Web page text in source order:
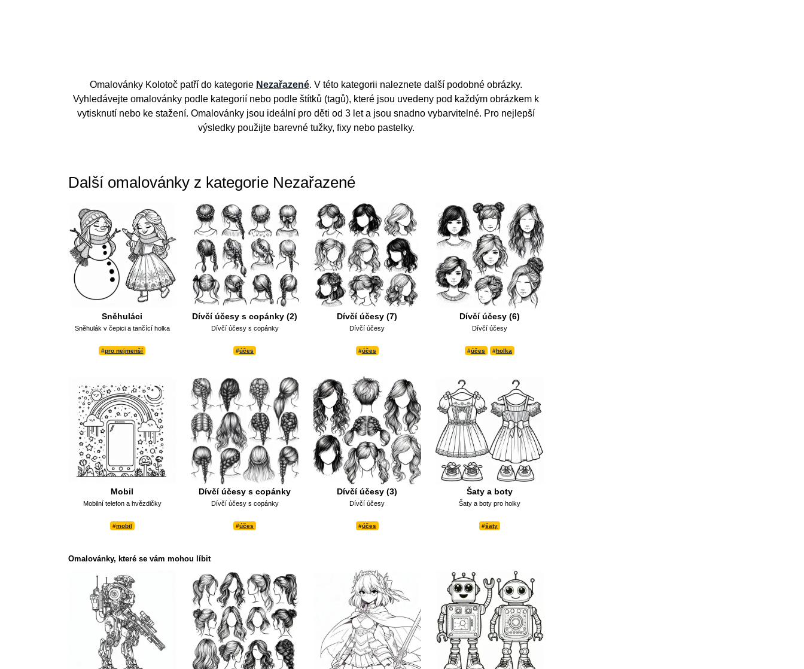
Omalovánky Kolotoč patří do kategorie Nezařazené. V této kategorii naleznete další podobné obrázky.
Vyhledávejte omalovánky podle kategorií nebo podle štítků (tagů), které jsou uvedeny pod každým obrázkem k
vytisknutí nebo ke stažení. Omalovánky jsou ideální pro děti od 3 let a jsou snadno vybarvitelné. Pro nejlepší
výsledky použijte barevné tužky, fixy nebo pastelky.
Další omalovánky z kategorie Nezařazené
Sněhuláci
Sněhulák v čepici a tančící holka
#pro nejmenší
Dívčí účesy s copánky (2)
Dívčí účesy s copánky
#účes
Dívčí účesy (7)
Dívčí účesy
#účes
Dívčí účesy (6)
Dívčí účesy
#účes #holka
Mobil
Mobilní telefon a hvězdičky
#mobil
Dívčí účesy s copánky
Dívčí účesy s copánky
#účes
Dívčí účesy (3)
Dívčí účesy
#účes
Šaty a boty
Šaty a boty pro holky
#šaty
Omalovánky, které se vám mohou líbit